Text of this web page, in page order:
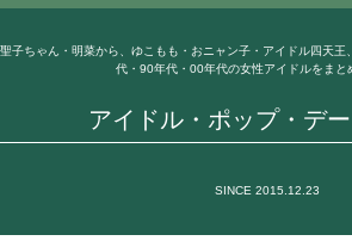
アイドル・ポップ・デ
聖子ちゃん・明菜から、ゆこもも・おニャン子・アイドル四天
代・90年代・00年代の女性アイドルをまと
SINCE 2015.12.23